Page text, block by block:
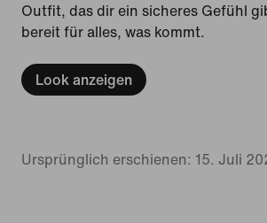
Outfit, das dir ein sicheres Gefühl
bereit für alles, was kommt.
Look anzeigen
Ursprünglich erschienen: 15. Juli